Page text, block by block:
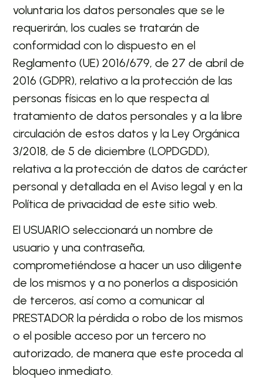
voluntaria los datos personales que se le
requerirán, los cuales se tratarán de
conformidad con lo dispuesto en el
Reglamento (UE) 2016/679, de 27 de abril de
2016 (GDPR), relativo a la protección de las
personas físicas en lo que respecta al
tratamiento de datos personales y a la libre
circulación de estos datos y la Ley Orgánica
3/2018, de 5 de diciembre (LOPDGDD),
relativa a la protección de datos de carácter
personal y detallada en el Aviso legal y en la
Política de privacidad de este sitio web.
El USUARIO seleccionará un nombre de
usuario y una contraseña,
comprometiéndose a hacer un uso diligente
de los mismos y a no ponerlos a disposición
de terceros, así como a comunicar al
PRESTADOR la pérdida o robo de los mismos
o el posible acceso por un tercero no
autorizado, de manera que este proceda al
bloqueo inmediato.